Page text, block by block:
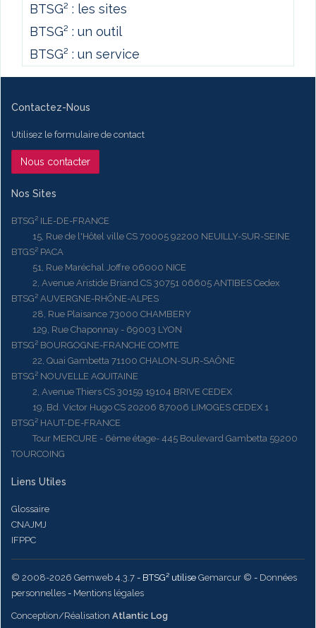
BTSG² : les sites
BTSG² : un outil
BTSG² : un service
Contactez-Nous
Utilisez le formulaire de contact
Nous contacter
Nos Sites
BTSG² ILE-DE-FRANCE
15, Rue de l'Hôtel ville CS 70005 92200 NEUILLY-SUR-SEINE
BTGS² PACA
51, Rue Maréchal Joffre 06000 NICE
2, Avenue Aristide Briand CS 30751 06605 ANTIBES Cedex
BTSG² AUVERGNE-RHÔNE-ALPES
28, Rue Plaisance 73000 CHAMBERY
129, Rue Chaponnay - 69003 LYON
BTSG² BOURGOGNE-FRANCHE COMTE
22, Quai Gambetta 71100 CHALON-SUR-SAÔNE
BTSG² NOUVELLE AQUITAINE
2, Avenue Thiers CS 30159 19104 BRIVE CEDEX
19, Bd. Victor Hugo CS 20206 87006 LIMOGES CEDEX 1
BTSG² HAUT-DE-FRANCE
Tour MERCURE - 6ème étage- 445 Boulevard Gambetta 59200
TOURCOING
Liens Utiles
Glossaire
CNAJMJ
IFPPC
© 2008-2026 Gemweb 4.3.7 - BTSG² utilise Gemarcur © - Données
personnelles - Mentions légales
Conception/Réalisation Atlantic Log